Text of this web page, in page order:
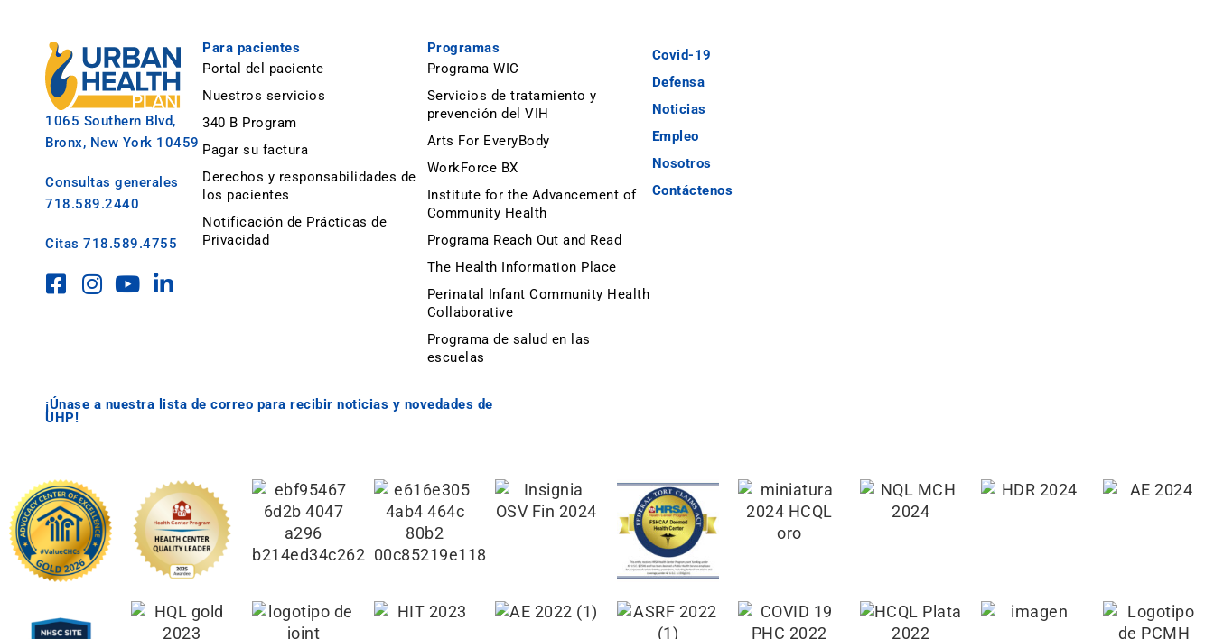
1065 Southern Blvd,
Bronx, New York 10459
Consultas generales
718.589.2440
Citas 718.589.4755
Para pacientes
Portal del paciente
Nuestros servicios
340 B Program
Pagar su factura
Derechos y responsabilidades de
los pacientes
Notificación de Prácticas de
Privacidad
Programas
Programa WIC
Servicios de tratamiento y
prevención del VIH
Arts For EveryBody
WorkForce BX
Institute for the Advancement of
Community Health
Programa Reach Out and Read
The Health Information Place
Perinatal Infant Community Health
Collaborative
Programa de salud en las
escuelas
Covid-19
Defensa
Noticias
Empleo
Nosotros
Contáctenos
¡Únase a nuestra lista de correo para recibir noticias y novedades de
UHP!